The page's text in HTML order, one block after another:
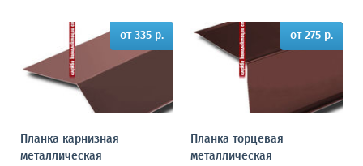
от 335 р.
Планка карнизная
металлическая
от 275 р.
Планка торцевая
металлическая